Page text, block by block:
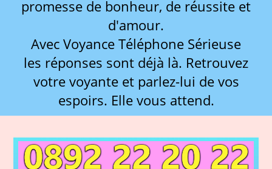
promesse de bonheur, de réussite et
d'amour.
Avec Voyance Téléphone Sérieuse
les réponses sont déjà là. Retrouvez
votre voyante et parlez-lui de vos
espoirs. Elle vous attend.